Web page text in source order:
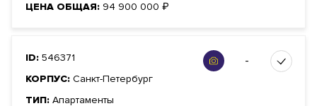
ЦЕНА ОБЩАЯ: 94 900 000 ₽
ID: 546371
КОРПУС: Санкт-Петербург
ТИП: Апартаменты
-